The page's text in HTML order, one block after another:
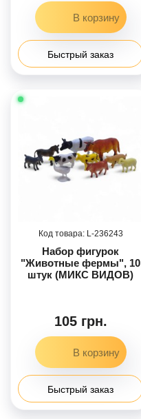
Быстрый заказ
236243
Набор фигурок
"Животные фермы", 10
штук (МИКС ВИДОВ)
105 грн.
Быстрый заказ